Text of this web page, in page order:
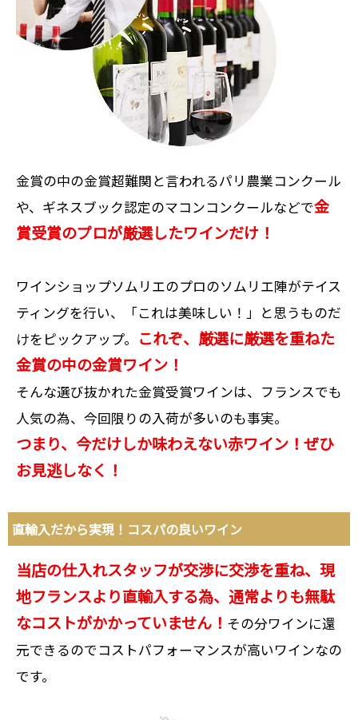
金賞の中の金賞超難関と言われるパリ農業コンクール
や、ギネスブック認定のマコンコンクールなどで金
賞受賞のプロが厳選したワインだけ！
ワインショップソムリエのプロのソムリエ陣がテイス
ティングを行い、「これは美味しい！」と思うものだ
けをピックアップ。 これぞ、厳選に厳選を重ねた
金賞の中の金賞ワイン！
そんな選び抜かれた金賞受賞ワインは、フランスでも
人気の為、今回限りの入荷が多いのも事実。
つまり、今だけしか味わえない赤ワイン！ぜひ
お見逃しなく！
直輸入だから実現！コスパの良いワイン
当店の仕入れスタッフが交渉に交渉を重ね、現
地フランスより直輸入する為、通常よりも無駄
なコストがかかっていません！ その分ワインに還
元できるのでコストパフォーマンスが高いワインなの
です。